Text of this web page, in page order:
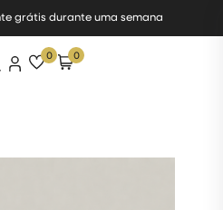
grátis durante uma semana
0 0